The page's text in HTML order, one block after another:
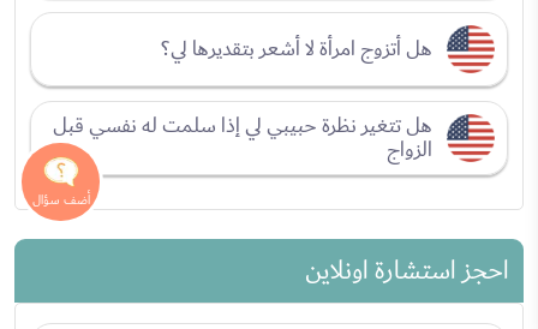
هل أتزوج امرأة لا أشعر بتقديرها لي؟
هل تتغير نظرة حبيبي لي إذا سلمت له نفسي قبل
الزواج
احجز استشارة اونلاين